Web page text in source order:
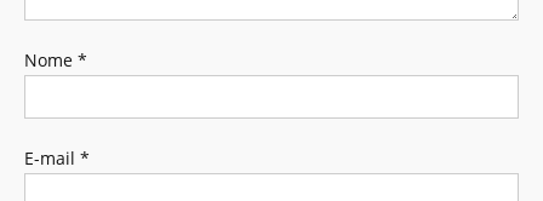
Nome *
E-mail *